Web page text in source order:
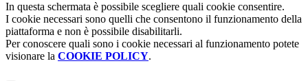
In questa schermata è possibile scegliere quali cookie consentire.
I cookie necessari sono quelli che consentono il funzionamento della
piattaforma e non è possibile disabilitarli.
Per conoscere quali sono i cookie necessari al funzionamento potete
visionare la COOKIE POLICY.